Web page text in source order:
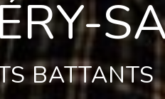
BATTANTS